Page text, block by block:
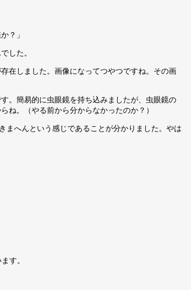
？」
した。
在しました。画像になってつやつですね。その画
。簡易的に虫眼鏡を持ち込みましたが、虫眼鏡の
ね。（やる前から分からなかったのか？）
まへんという感じであることが分かりました。やは
す。